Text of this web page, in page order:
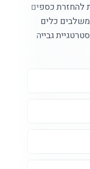
להחזרת כספים
משלבים כלים
גבייה